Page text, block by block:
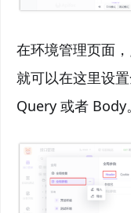
在环境管理页面
就可以在这里设
Query 或者 Body。